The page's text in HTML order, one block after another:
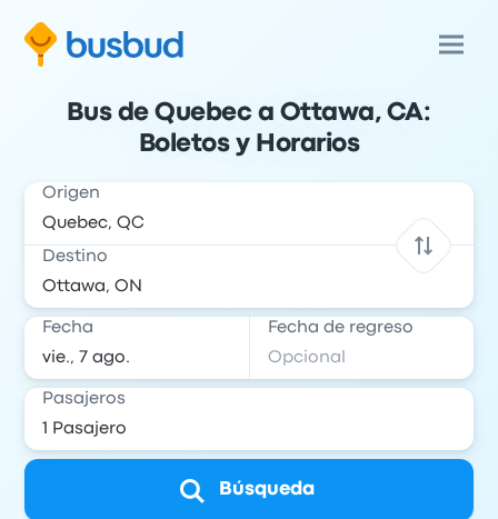
Bus de Quebec a Ottawa, CA:
Boletos y Horarios
Origen
Destino
Fecha Fecha de regreso
Pasajeros
Búsqueda